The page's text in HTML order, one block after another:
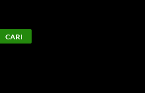
CARI